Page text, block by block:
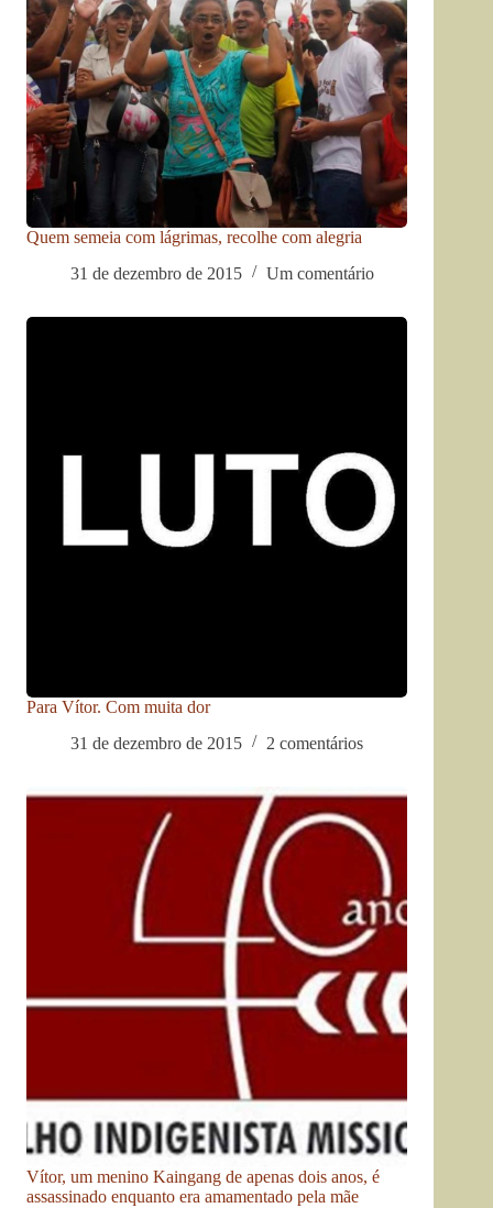
Quem semeia com lágrimas, recolhe com alegria
31 de dezembro de 2015
Um comentário
Para Vítor. Com muita dor
31 de dezembro de 2015
2 comentários
Vítor, um menino Kaingang de apenas dois anos, é
assassinado enquanto era amamentado pela mãe